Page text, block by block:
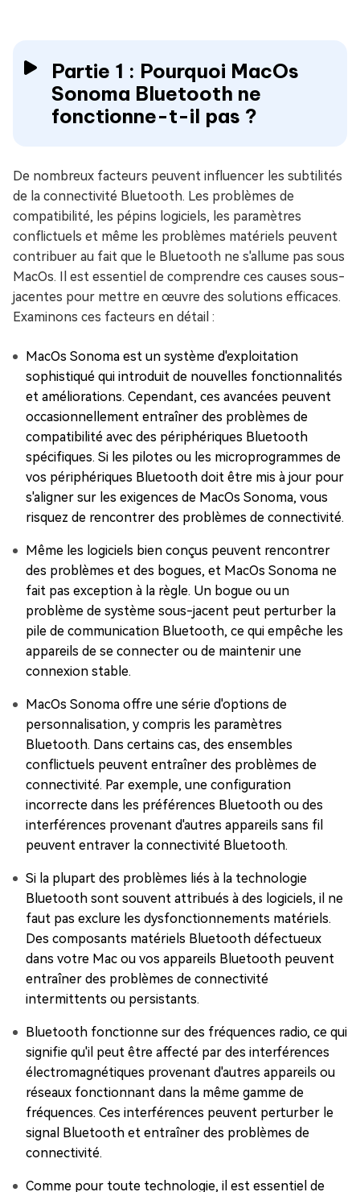
Partie 1 : Pourquoi MacOs
Sonoma Bluetooth ne
fonctionne-t-il pas ?
De nombreux facteurs peuvent influencer les subtilités
de la connectivité Bluetooth. Les problèmes de
compatibilité, les pépins logiciels, les paramètres
conflictuels et même les problèmes matériels peuvent
contribuer au fait que le Bluetooth ne s'allume pas sous
MacOs. Il est essentiel de comprendre ces causes sous-
jacentes pour mettre en œuvre des solutions efficaces.
Examinons ces facteurs en détail :
MacOs Sonoma est un système d'exploitation
sophistiqué qui introduit de nouvelles fonctionnalités
et améliorations. Cependant, ces avancées peuvent
occasionnellement entraîner des problèmes de
compatibilité avec des périphériques Bluetooth
spécifiques. Si les pilotes ou les microprogrammes de
vos périphériques Bluetooth doit être mis à jour pour
s'aligner sur les exigences de MacOs Sonoma, vous
risquez de rencontrer des problèmes de connectivité.
Même les logiciels bien conçus peuvent rencontrer
des problèmes et des bogues, et MacOs Sonoma ne
fait pas exception à la règle. Un bogue ou un
problème de système sous-jacent peut perturber la
pile de communication Bluetooth, ce qui empêche les
appareils de se connecter ou de maintenir une
connexion stable.
MacOs Sonoma offre une série d'options de
personnalisation, y compris les paramètres
Bluetooth. Dans certains cas, des ensembles
conflictuels peuvent entraîner des problèmes de
connectivité. Par exemple, une configuration
incorrecte dans les préférences Bluetooth ou des
interférences provenant d'autres appareils sans fil
peuvent entraver la connectivité Bluetooth.
Si la plupart des problèmes liés à la technologie
Bluetooth sont souvent attribués à des logiciels, il ne
faut pas exclure les dysfonctionnements matériels.
Des composants matériels Bluetooth défectueux
dans votre Mac ou vos appareils Bluetooth peuvent
entraîner des problèmes de connectivité
intermittents ou persistants.
Bluetooth fonctionne sur des fréquences radio, ce qui
signifie qu'il peut être affecté par des interférences
électromagnétiques provenant d'autres appareils ou
réseaux fonctionnant dans la même gamme de
fréquences. Ces interférences peuvent perturber le
signal Bluetooth et entraîner des problèmes de
connectivité.
Comme pour toute technologie, il est essentiel de